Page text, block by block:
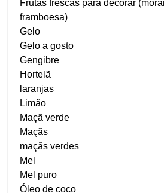
Frutas frescas para decorar
framboesa)
Gelo
Gelo a gosto
Gengibre
Hortelã
laranjas
Limão
Maçã verde
Maçãs
maçãs verdes
Mel
Mel puro
Óleo de coco